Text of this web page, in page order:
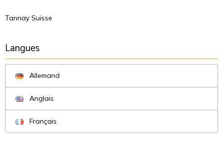
Tannay Suisse
Langues
Allemand
Anglais
Français